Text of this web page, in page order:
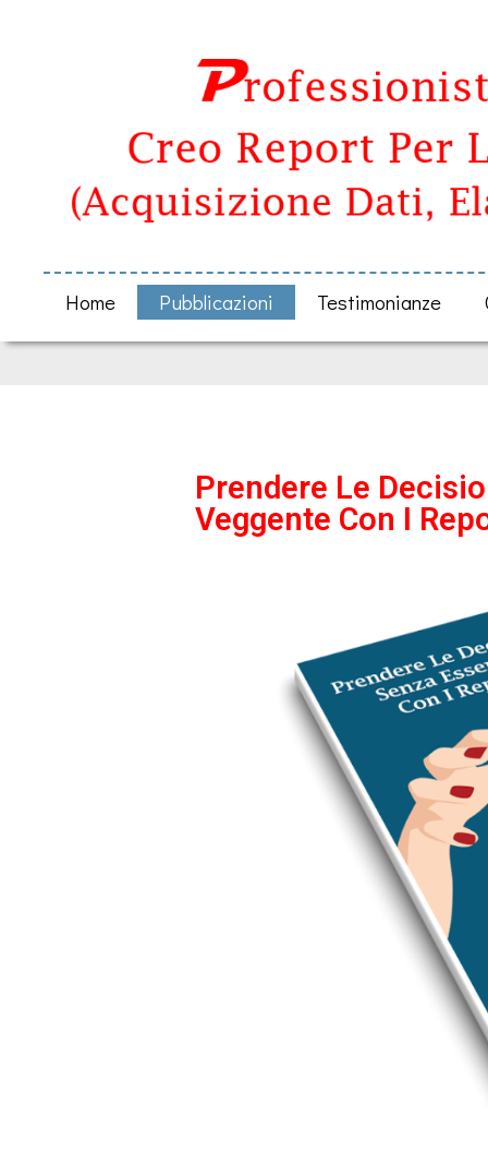
Home Pubblicazioni Testimonianze
Prendere Le
Veggente Con I